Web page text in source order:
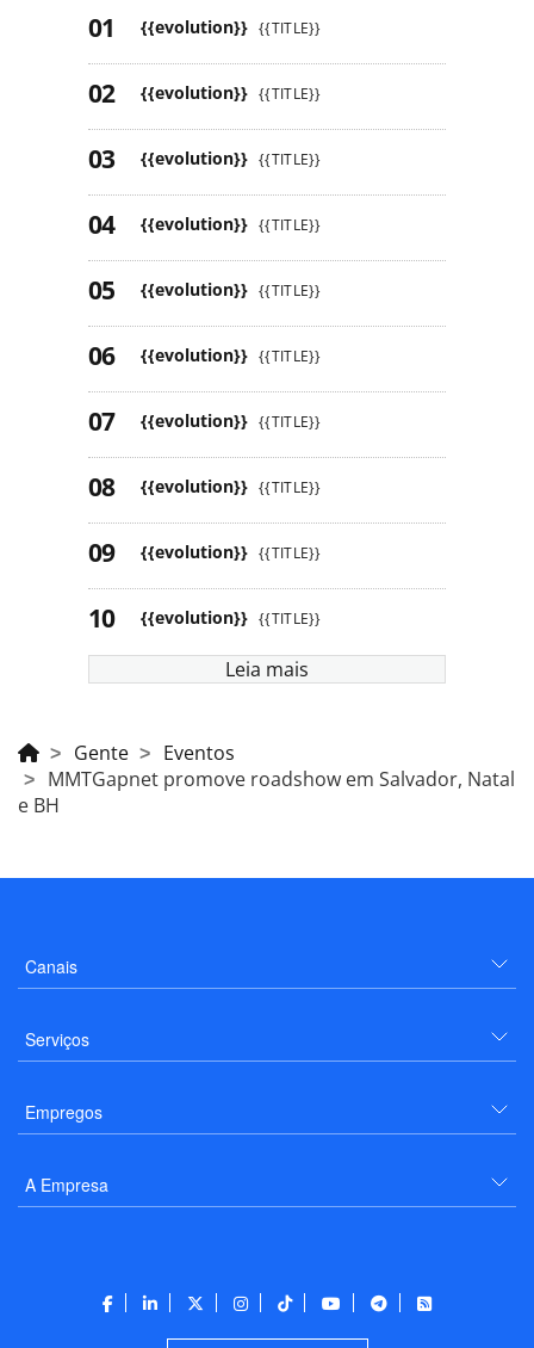
{{evolution}} {{TITLE}}
{{evolution}} {{TITLE}}
{{evolution}} {{TITLE}}
{{evolution}} {{TITLE}}
{{evolution}} {{TITLE}}
{{evolution}} {{TITLE}}
{{evolution}} {{TITLE}}
{{evolution}} {{TITLE}}
{{evolution}} {{TITLE}}
{{evolution}} {{TITLE}}
Leia mais
Gente
Eventos
MMTGapnet promove roadshow em Salvador, Natal
e BH
Canais
Serviços
Empregos
A Empresa